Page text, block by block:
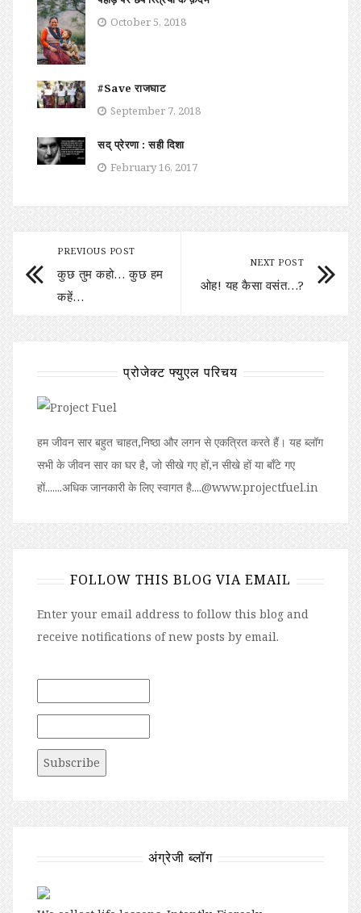
October 5, 2018
#Save राजघाट
September 7, 2018
सद् प्रेरणा : सही दिशा
February 16, 2017
PREVIOUS POST
कुछ तुम कहो… कुछ हम
कहें…
NEXT POST
ओह! यह कैसा वसंत…?
प्रोजेक्ट फ्युएल परिचय
हम जीवन सार बहुत चाहत,निष्ठा और लगन से एकत्रित करते हैं। यह ब्लॉग
सभी के जीवन सार का घर है, जो सीखे गए हों,न सीखे हों या बॉंटे गए
हों.......अधिक जानकारी के लिए स्वागत है....@www.projectfuel.in
FOLLOW THIS BLOG VIA EMAIL
Enter your email address to follow this blog and
receive notifications of new posts by email.
अंग्रेजी ब्लॉग